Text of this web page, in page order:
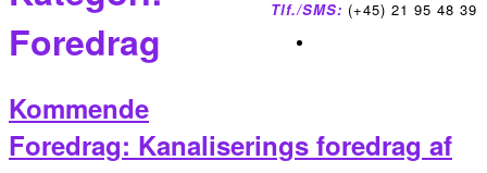
Tlf./SMS: (+45) 21 95 48 39
Foredrag
Kommende
Foredrag: Kanaliserings foredrag af